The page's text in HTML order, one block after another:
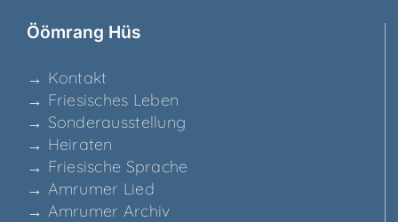
Ööm­rang Hüs
→ Kon­takt
→ Frie­si­sches Leben
→ Son­der­aus­stel­lung
→ Hei­ra­ten
→ Frie­si­sche Sprache
→ Amru­mer Lied
→ Amru­mer Archiv